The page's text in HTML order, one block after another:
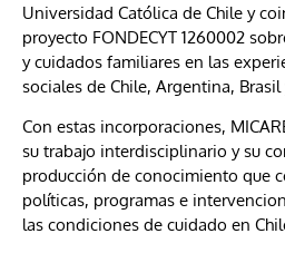
Universidad Católica de Chile y
proyecto FONDECYT 1260002
y cuidados familiares en las
sociales de Chile, Argentina, Brasil
Con estas incorporaciones,
su trabajo interdisciplinario y su
producción de conocimiento que
políticas, programas e
las condiciones de cuidado en